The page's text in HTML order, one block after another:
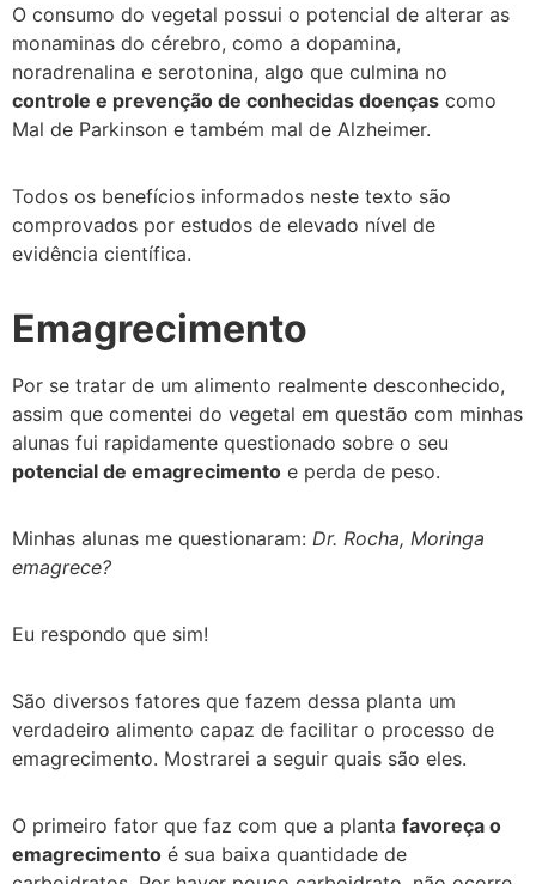
O consumo do vegetal possui o potencial de alterar as
monaminas do cérebro, como a dopamina,
noradrenalina e serotonina, algo que culmina no
controle e prevenção de conhecidas doenças como
Mal de Parkinson e também mal de Alzheimer.
Todos os benefícios informados neste texto são
comprovados por estudos de elevado nível de
evidência científica.
Emagrecimento
Por se tratar de um alimento realmente desconhecido,
assim que comentei do vegetal em questão com minhas
alunas fui rapidamente questionado sobre o seu
potencial de emagrecimento e perda de peso.
Minhas alunas me questionaram: Dr. Rocha, Moringa
emagrece?
Eu respondo que sim!
São diversos fatores que fazem dessa planta um
verdadeiro alimento capaz de facilitar o processo de
emagrecimento. Mostrarei a seguir quais são eles.
O primeiro fator que faz com que a planta favoreça o
emagrecimento é sua baixa quantidade de